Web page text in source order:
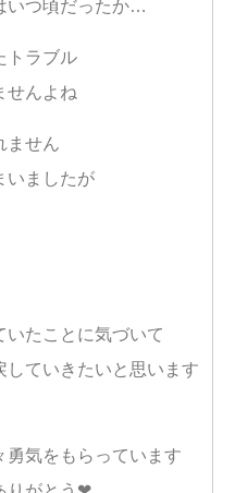
いつ頃だったか…
トラブル
せんよね
ません
いましたが
いたことに気づいて
していきたいと思います
勇気をもらっています